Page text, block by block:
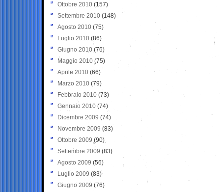
Ottobre 2010 (157)
Settembre 2010 (148)
Agosto 2010 (75)
Luglio 2010 (86)
Giugno 2010 (76)
Maggio 2010 (75)
Aprile 2010 (66)
Marzo 2010 (79)
Febbraio 2010 (73)
Gennaio 2010 (74)
Dicembre 2009 (74)
Novembre 2009 (83)
Ottobre 2009 (90)
Settembre 2009 (83)
Agosto 2009 (56)
Luglio 2009 (83)
Giugno 2009 (76)